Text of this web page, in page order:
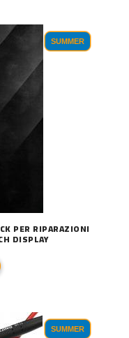
SUMMER
PER RIPARAZIONI
DISPLAY
SUMMER